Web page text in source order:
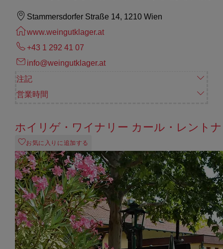
Stammersdorfer Straße 14, 1210 Wien
www.weingutklager.at
+43 1 292 41 07
info@weingutklager.at
注記
営業時間
ホイリゲ・ワイナリー カール・レント
お気に入りに追加する